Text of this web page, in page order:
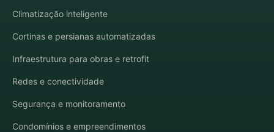
Climatização inteligente
Cortinas e persianas automatizadas
Infraestrutura para obras e retrofit
Redes e conectividade
Segurança e monitoramento
Condomínios e empreendimentos